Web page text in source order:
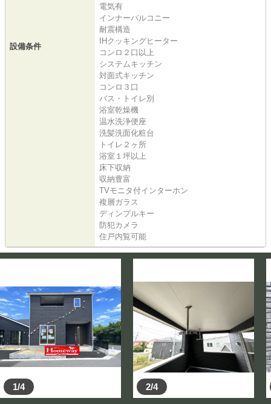
設備条件
電気有
インナーバルコニー
耐震構造
IHクッキングヒーター
コンロ２口以上
システムキッチン
対面式キッチン
コンロ３口
バス・トイレ別
浴室乾燥機
温水洗浄便座
洗髪洗面化粧台
トイレ２ヶ所
浴室１坪以上
床下収納
収納豊富
TVモニタ付インターホン
複層ガラス
ディンプルキー
防犯カメラ
住戸内覧可能
1/4 2/4